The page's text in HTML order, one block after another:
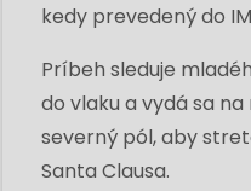
kedy prevedený do
Príbeh sleduje
do vlaku a vydá sa
severný pól, aby
Santa Clausa.